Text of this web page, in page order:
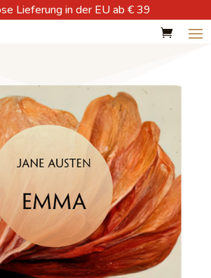
Lieferung in der EU ab € 39